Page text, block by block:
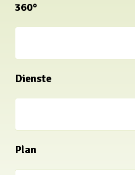
360°
Dienste
Plan